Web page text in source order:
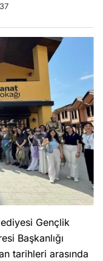
Gençlik
Başkanlığı
tarihleri arasında